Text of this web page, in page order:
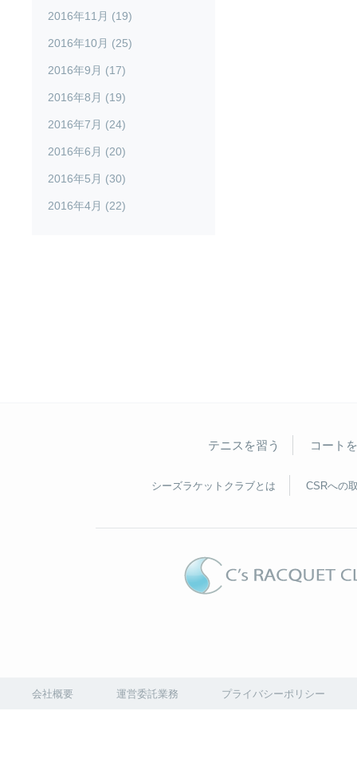
2016年11月 (19)
2016年10月 (25)
2016年9月 (17)
2016年8月 (19)
2016年7月 (24)
2016年6月 (20)
2016年5月 (30)
2016年4月 (22)
テニスを習う コート
シーズラケットクラブとは CSRへの
会社概要 運営委託業務 プライバシーポリシー